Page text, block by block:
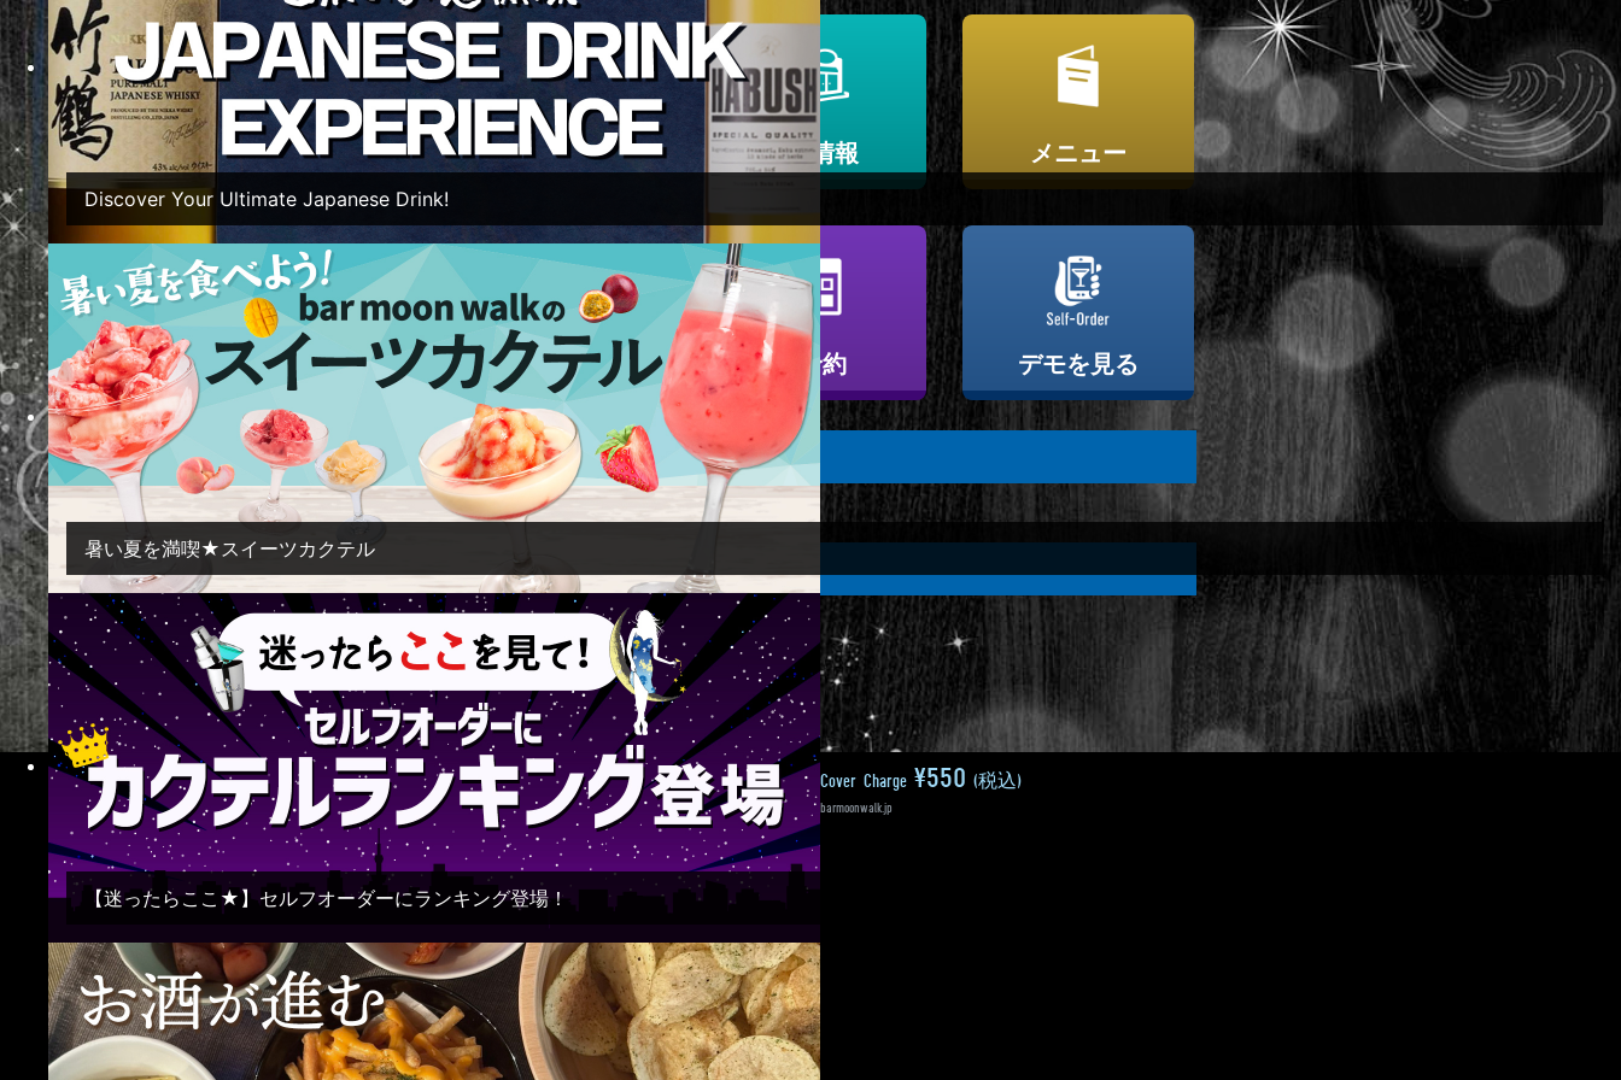
Discover Your Ultimate Japanese Drink!
暑い夏を満喫★スイーツカクテル
【迷ったらここ★】セルフオーダーにランキング登場！
ご紹介 店舗情報 メニュー
リクルート ご予約 デモを見る
Twitter
Tweets by 200barmoonwalk
Instagram
All Drinks¥250 (税込) Cover Charge ¥550 (税込)
Copyright © 2018 barmoonwalk.jp